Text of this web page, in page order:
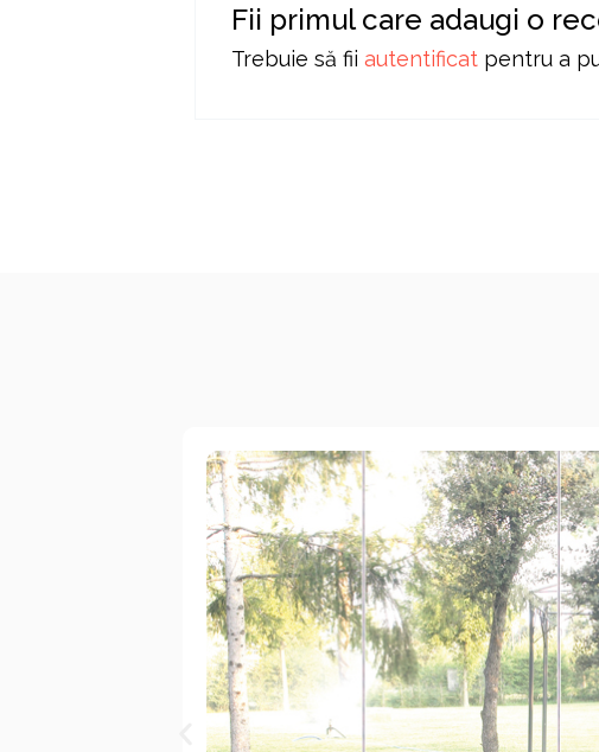
Fii primul care adaugi o
Trebuie să fiiautentificat pentru a